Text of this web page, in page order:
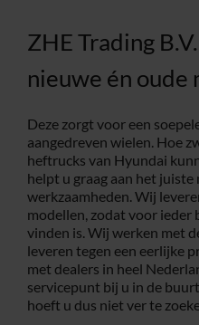
ZHE Trading
nieuwe én oude
Deze zorgt voor een
aangedreven wielen. Hoe
heftrucks van Hyundai
helpt u graag aan het
werkzaamheden. Wij
modellen, zodat voor ieder
vinden is. Wij werken met
leveren tegen een eerlijke
met dealers in heel
servicepunt bij u in de
hoeft u dus niet ver te